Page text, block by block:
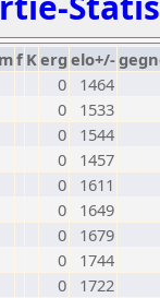
f Kerg elo+/-
0
1464
0
1533
0
1544
0
1457
0
1611
0
1649
0
1679
0
1744
0
1722